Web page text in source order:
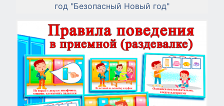
год "Безопасный Новый год"